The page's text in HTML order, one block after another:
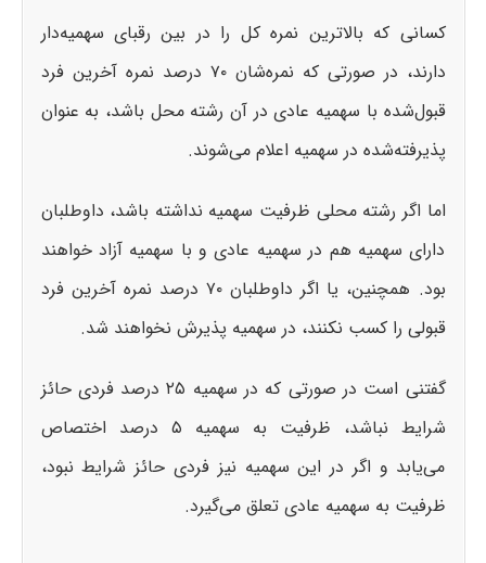
کسانی که بالاترین نمره کل را در بین رقبای سهمیه‌دار
دارند، در صورتی که نمره‌شان ۷۰ درصد نمره آخرین فرد
قبول‌شده با سهمیه عادی در آن رشته محل باشد، به عنوان
پذیرفته‌شده در سهمیه اعلام می‌شوند.
اما اگر رشته محلی ظرفیت سهمیه نداشته باشد، داوطلبان
دارای سهمیه هم در سهمیه عادی و با سهمیه آزاد خواهند
بود. همچنین، یا اگر داوطلبان ۷۰ درصد نمره آخرین فرد
قبولی را کسب نکنند، در سهمیه پذیرش نخواهند شد.
گفتنی است در صورتی که در سهمیه ۲۵ درصد فردی حائز
شرایط نباشد، ظرفیت به سهمیه ۵ درصد اختصاص
می‌یابد و اگر در این سهمیه نیز فردی حائز شرایط نبود،
ظرفیت به سهمیه عادی تعلق می‌گیرد.